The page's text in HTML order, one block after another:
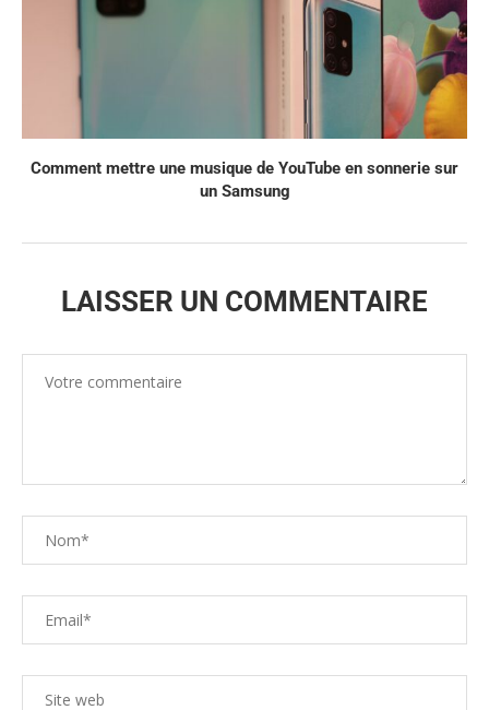
Comment mettre une musique de YouTube en sonnerie sur
un Samsung
LAISSER UN COMMENTAIRE